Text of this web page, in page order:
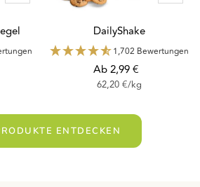
DailyShake
1,702 Bewertungen
Angebotspreis
Ab 2,99 €
62,20 €/kg
ENTDECKEN